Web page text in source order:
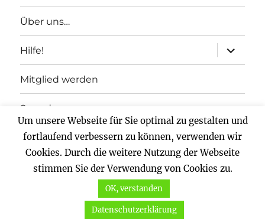
Über uns…
Hilfe!
anzeigen
Mitglied werden
Spenden
Impressum
Datenschutz
Mit Stolz präsentiert von WordPress
Um unsere Webseite für Sie optimal zu gestalten und
fortlaufend verbessern zu können, verwenden wir
Cookies. Durch die weitere Nutzung der Webseite
stimmen Sie der Verwendung von Cookies zu.
OK, verstanden
Datenschutzerklärung